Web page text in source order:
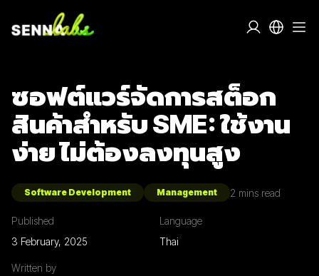
ซอฟต์แวร์จัดการสต็อก
สินค้าสำหรับ SME: ใช้งาน
ง่าย ไม่ต้องลงทุนสูง
Software Development Management 2 mins read
Published
3 February, 2025
Language
Thai
Written by